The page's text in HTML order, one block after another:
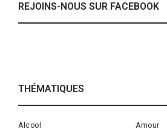
REJOINS-NOUS SUR FACEBOOK
THÉMATIQUES
Alcool
Amour